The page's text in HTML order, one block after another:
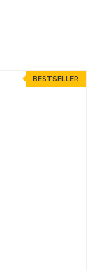
BESTSELLER